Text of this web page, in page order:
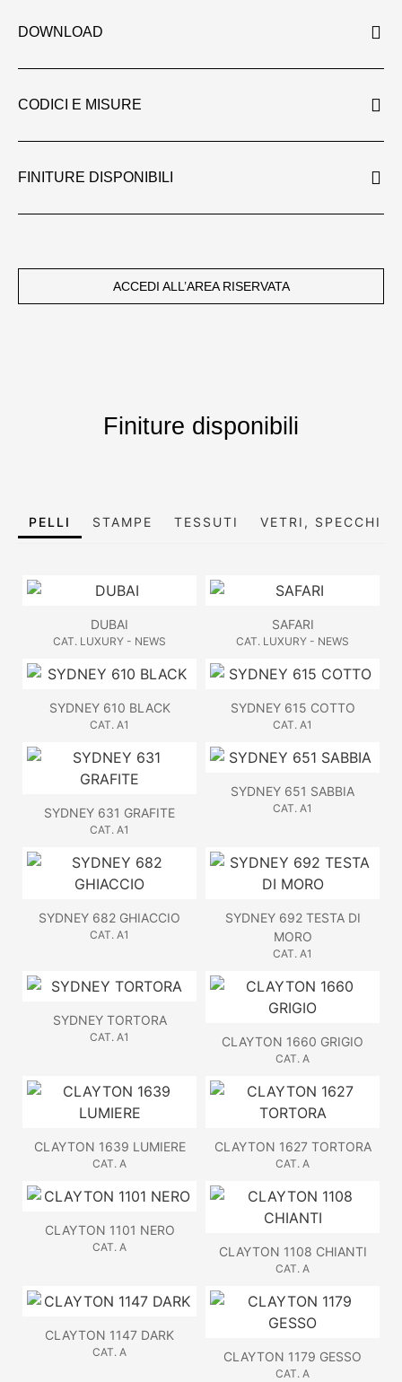
DOWNLOAD
CODICI E MISURE
FINITURE DISPONIBILI
ACCEDI ALL’AREA RISERVATA
Finiture disponibili
PELLI STAMPE TESSUTI VETRI, SPECCHI E
DUBAI
CAT. LUXURY - NEWS
SAFARI
CAT. LUXURY - NEWS
SYDNEY 610 BLACK
CAT. A1
SYDNEY 615 COTTO
CAT. A1
SYDNEY 631 GRAFITE
CAT. A1
SYDNEY 651 SABBIA
CAT. A1
SYDNEY 682 GHIACCIO
CAT. A1
SYDNEY 692 TESTA DI
MORO
CAT. A1
SYDNEY TORTORA
CAT. A1 CLAYTON 1660 GRIGIO
CAT. A
CLAYTON 1639 LUMIERE
CAT. A
CLAYTON 1627 TORTORA
CAT. A
CLAYTON 1101 NERO
CAT. A CLAYTON 1108 CHIANTI
CAT. A
CLAYTON 1147 DARK
CAT. A CLAYTON 1179 GESSO
CAT. A